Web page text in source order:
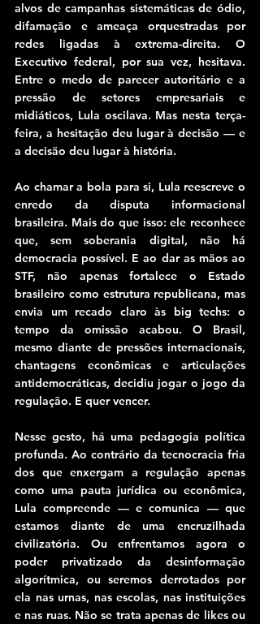
alvos de campanhas sistemáticas de ódio,
difamação e ameaça orquestradas por
redes ligadas à extrema-direita. O
Executivo federal, por sua vez, hesitava.
Entre o medo de parecer autoritário e a
pressão de setores empresariais e
midiáticos, Lula oscilava. Mas nesta terça-
feira, a hesitação deu lugar à decisão — e
a decisão deu lugar à história.
Ao chamar a bola para si, Lula reescreve o
enredo da disputa informacional
brasileira. Mais do que isso: ele reconhece
que, sem soberania digital, não há
democracia possível. E ao dar as mãos ao
STF, não apenas fortalece o Estado
brasileiro como estrutura republicana, mas
envia um recado claro às big techs: o
tempo da omissão acabou. O Brasil,
mesmo diante de pressões internacionais,
chantagens econômicas e articulações
antidemocráticas, decidiu jogar o jogo da
regulação. E quer vencer.
Nesse gesto, há uma pedagogia política
profunda. Ao contrário da tecnocracia fria
dos que enxergam a regulação apenas
como uma pauta jurídica ou econômica,
Lula compreende — e comunica — que
estamos diante de uma encruzilhada
civilizatória. Ou enfrentamos agora o
poder privatizado da desinformação
algorítmica, ou seremos derrotados por
ela nas urnas, nas escolas, nas instituições
e nas ruas. Não se trata apenas de likes ou